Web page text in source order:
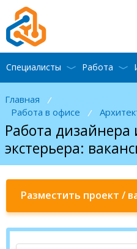
Главная
/
Работа в офисе
/
Работа дизайнера
экстерьера:
Разместить проект /
Специалисты Работа